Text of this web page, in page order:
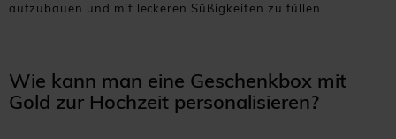
aufzubauen und mit leckeren Süßigkeiten zu füllen.
Wie kann man eine Geschenkbox mit
Gold zur Hochzeit personalisieren?